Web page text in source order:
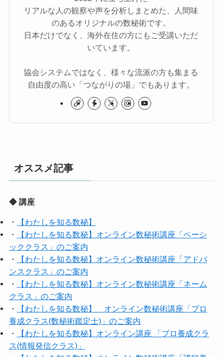
リアルな人の観察や声を分析しまとめた、人間味
のあるオリジナルの数秘術です。
日本だけでなく、海外在住の方にもご受講いただ
いています。
協会システムではなく、様々な流派の方も集まる
自由度の高い「つながりの場」でもあります。
オススメ記事
◆ 講座
・
【わたしを知る数秘】
・
【わたしを知る数秘】オンライン数秘術講座「ベーシ
ッククラス」のご案内
・
【わたしを知る数秘】オンライン数秘術講座「アドバ
ンスクラス」のご案内
・
【わたしを知る数秘】オンライン数秘術講座「ネーム
クラス」のご案内
・
【わたしを知る数秘】 オンライン数秘術講座「プロ
養成クラス(数秘術鑑定士)」のご案内
・
【わたしを知る数秘】オンライン講座 「プロ養成クラ
ス(情報発信クラス)」